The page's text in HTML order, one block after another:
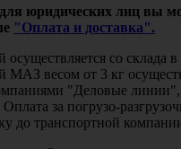
юридических лиц вы
"Оплата и доставка".
осуществляется со склада
МАЗ весом от 3 кг
"Деловые
за погрузо-
до транспортной